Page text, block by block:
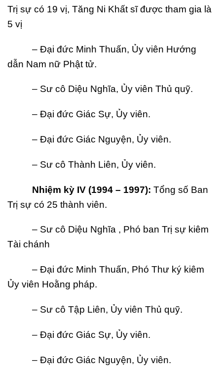
Trị sự có 19 vị, Tăng Ni Khất sĩ được tham gia là
5 vị
– Đại đức Minh Thuấn, Ủy viên Hướng
dẫn Nam nữ Phật tử.
– Sư cô Diệu Nghĩa, Ủy viên Thủ quỹ.
– Đại đức Giác Sự, Ủy viên.
– Đại đức Giác Nguyện, Ủy viên.
– Sư cô Thành Liên, Ủy viên.
Nhiệm kỳ IV (1994 – 1997): Tổng số Ban
Trị sự có 25 thành viên.
– Sư cô Diệu Nghĩa , Phó ban Trị sự kiêm
Tài chánh
– Đại đức Minh Thuấn, Phó Thư ký kiêm
Ủy viên Hoằng pháp.
– Sư cô Tập Liên, Ủy viên Thủ quỹ.
– Đại đức Giác Sự, Ủy viên.
– Đại đức Giác Nguyện, Ủy viên.